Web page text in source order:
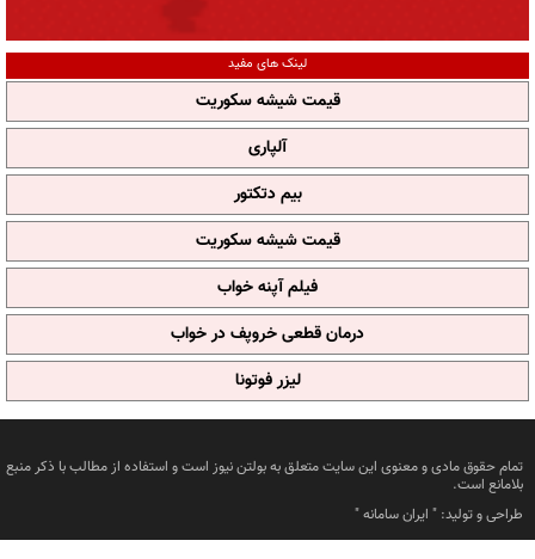
لینک های مفید
قیمت شیشه سکوریت
آلپاری
بیم دتکتور
قیمت شیشه سکوریت
فیلم آپنه خواب
درمان قطعی خروپف در خواب
لیزر فوتونا
تمام حقوق مادی و معنوی این سایت متعلق به بولتن نیوز است و استفاده از مطالب با ذکر منبع
بلامانع است.
طراحی و تولید: " ایران سامانه"